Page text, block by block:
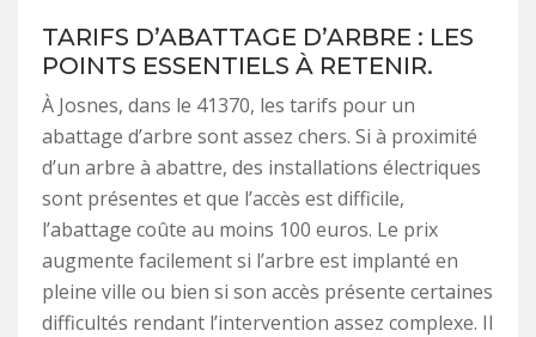
TARIFS D’ABATTAGE D’ARBRE : LES
POINTS ESSENTIELS À RETENIR.
À Josnes, dans le 41370, les tarifs pour un
abattage d’arbre sont assez chers. Si à proximité
d’un arbre à abattre, des installations électriques
sont présentes et que l’accès est difficile,
l’abattage coûte au moins 100 euros. Le prix
augmente facilement si l’arbre est implanté en
pleine ville ou bien si son accès présente certaines
difficultés rendant l’intervention assez complexe. Il